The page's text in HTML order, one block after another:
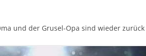
und der Grusel-Opa sind wieder